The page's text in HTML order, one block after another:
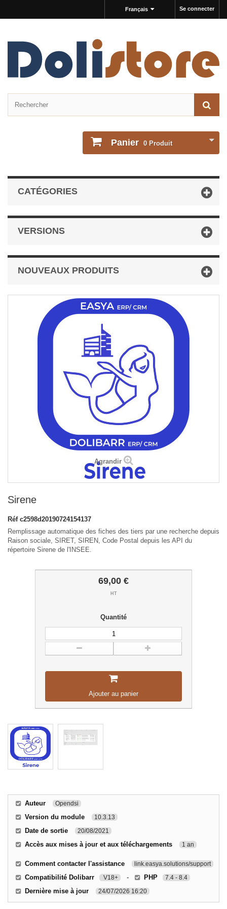
Se connecter
Français
Panier 0 Produit
CATÉGORIES
VERSIONS
NOUVEAUX PRODUITS
Agrandir
Sirene
Réf c2598d20190724154137
Remplissage automatique des fiches des tiers par une recherche depuis
Raison sociale, SIRET, SIREN, Code Postal depuis les API du
répertoire Sirene de l'INSEE.
69,00 €
HT
Quantité
Ajouter au panier
Auteur Opendsi
Version du module 10.3.13
Date de sortie 20/08/2021
Accès aux mises à jour et aux téléchargements 1 an
Comment contacter l'assistance link.easya.solutions/support
Compatibilité Dolibarr V18+ - PHP 7.4 - 8.4
Dernière mise à jour 24/07/2026 16:20